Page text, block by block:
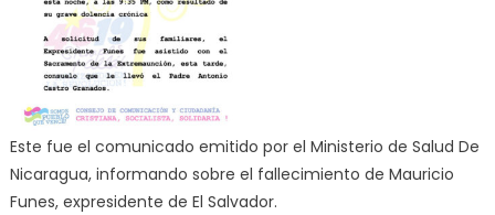
Este fue el comunicado emitido por el Ministerio de Salud De
Nicaragua, informando sobre el fallecimiento de Mauricio
Funes, expresidente de El Salvador.